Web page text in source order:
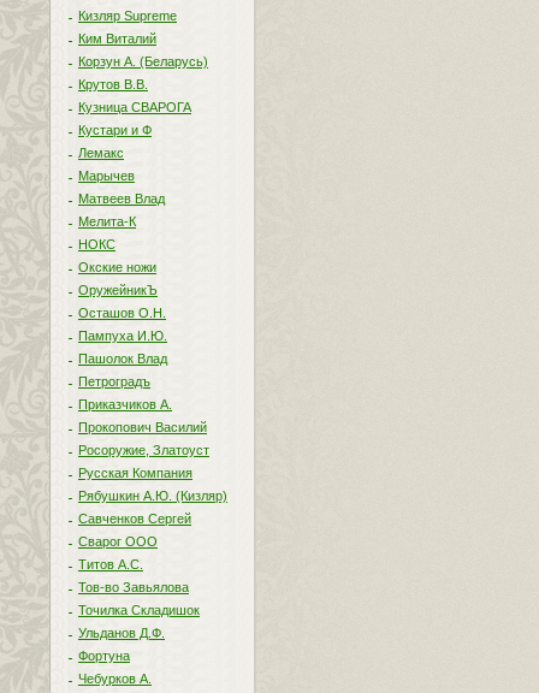
Кизляр Supreme
Ким Виталий
Корзун А. (Беларусь)
Крутов В.В.
Кузница СВАРОГА
Кустари и Ф
Лемакс
Марычев
Матвеев Влад
Мелита-К
НОКС
Окские ножи
ОружейникЪ
Осташов О.Н.
Пампуха И.Ю.
Пашолок Влад
Петроградъ
Приказчиков А.
Прокопович Василий
Росоружие, Златоуст
Русская Компания
Рябушкин А.Ю. (Кизляр)
Савченков Сергей
Сварог ООО
Титов А.С.
Тов-во Завьялова
Точилка Складишок
Ульданов Д.Ф.
Фортуна
Чебурков А.